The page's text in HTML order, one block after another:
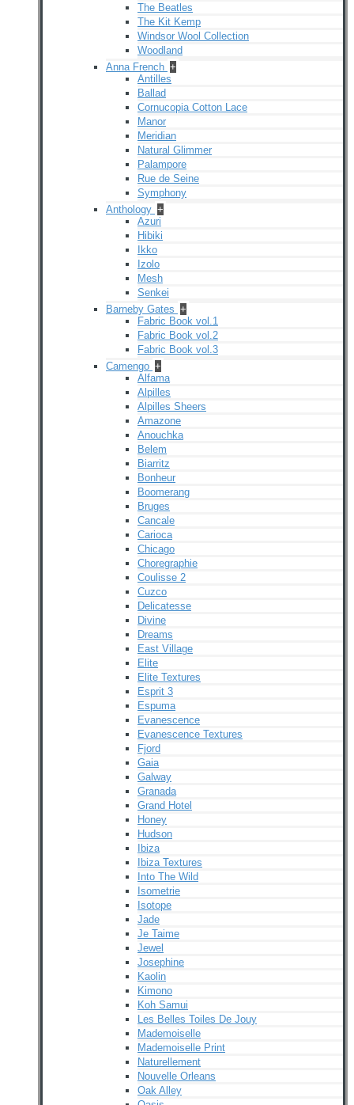
The Beatles
The Kit Kemp
Windsor Wool Collection
Woodland
Anna French +
Antilles
Ballad
Cornucopia Cotton Lace
Manor
Meridian
Natural Glimmer
Palampore
Rue de Seine
Symphony
Anthology +
Azuri
Hibiki
Ikko
Izolo
Mesh
Senkei
Barneby Gates +
Fabric Book vol.1
Fabric Book vol.2
Fabric Book vol.3
Camengo +
Alfama
Alpilles
Alpilles Sheers
Amazone
Anouchka
Belem
Biarritz
Bonheur
Boomerang
Bruges
Cancale
Carioca
Chicago
Choregraphie
Coulisse 2
Cuzco
Delicatesse
Divine
Dreams
East Village
Elite
Elite Textures
Esprit 3
Espuma
Evanescence
Evanescence Textures
Fjord
Gaia
Galway
Granada
Grand Hotel
Honey
Hudson
Ibiza
Ibiza Textures
Into The Wild
Isometrie
Isotope
Jade
Je Taime
Jewel
Josephine
Kaolin
Kimono
Koh Samui
Les Belles Toiles De Jouy
Mademoiselle
Mademoiselle Print
Naturellement
Nouvelle Orleans
Oak Alley